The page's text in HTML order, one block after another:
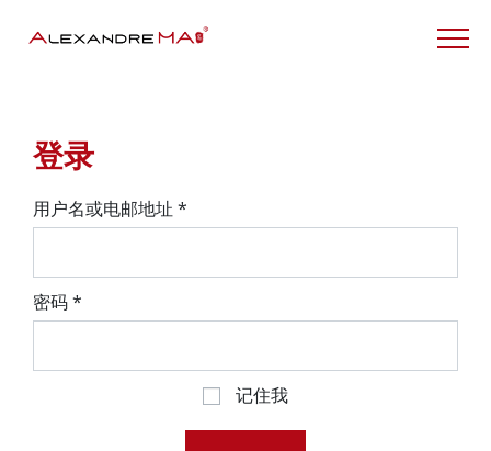
My Account – CN
登录
用户名或电邮地址 *
密码*
记住我